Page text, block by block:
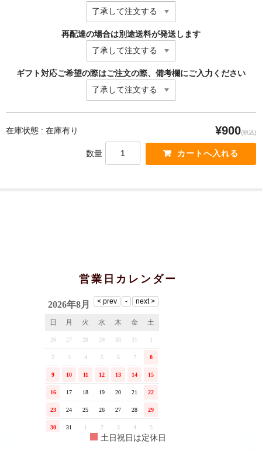
再配達の場合は別途送料が発送します
ギフト対応ご希望の際はご注文の際、備考欄にご入力ください
在庫状態 : 在庫有り ¥900(税込)
数量
営業日カレンダー
土日祝日は定休日